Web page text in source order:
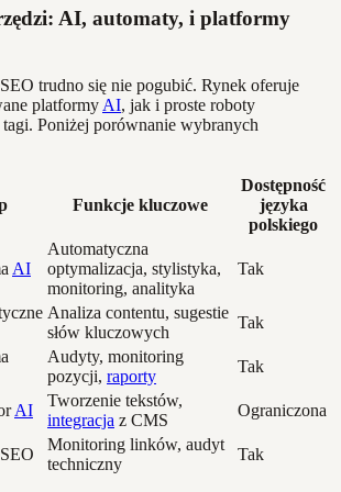
AI, automaty, i platformy
trudno się nie pogubić. Rynek oferuje
platformy AI, jak i proste roboty
Poniżej porównanie wybranych
Funkcje kluczowe
Dostępność
języka
polskiego
AI
Automatyczna
optymalizacja, stylistyka,
monitoring, analityka
Tak
Analiza contentu, sugestie
słów kluczowych
Tak
Audyty, monitoring
pozycji, raporty
Tak
AI
Tworzenie tekstów,
integracja z CMS
Ograniczona
Monitoring linków, audyt
techniczny
Tak